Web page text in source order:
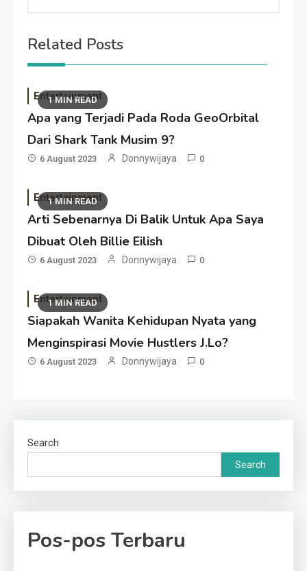
Related Posts
1 MIN READ
Entertainment
Apa yang Terjadi Pada Roda GeoOrbital
Dari Shark Tank Musim 9?
6 August 2023 Donnywijaya 0
1 MIN READ
Entertainment
Arti Sebenarnya Di Balik Untuk Apa Saya
Dibuat Oleh Billie Eilish
6 August 2023 Donnywijaya 0
1 MIN READ
Entertainment
Siapakah Wanita Kehidupan Nyata yang
Menginspirasi Movie Hustlers J.Lo?
6 August 2023 Donnywijaya 0
Search
Search
Pos-pos Terbaru